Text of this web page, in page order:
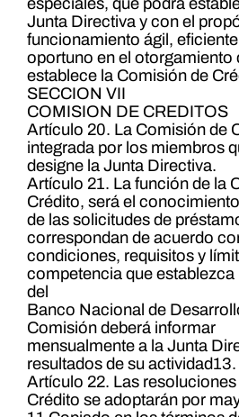
Junta Directiva y con el
funcionamiento ágil,
oportuno en el otorgamiento
establece la Comisión de
SECCION VII
COMISION DE CREDITOS
Artículo 20. La Comisión de
integrada por los miembros
designe la Junta Directiva.
Artículo 21. La función de la
Crédito, será el
de las solicitudes de
correspondan de acuerdo
condiciones, requisitos y
competencia que
del
Banco Nacional de
Comisión deberá informar
mensualmente a la Junta
resultados de su actividad13.
Artículo 22. Las
Crédito se adoptarán por